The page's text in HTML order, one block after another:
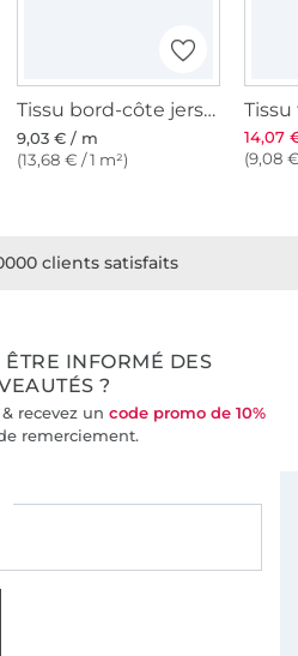
Tissu bord-côte jersey tubulaire lisse, noir
9,03 € / m
(13,68 € / 1 m²)
14,07
(9,08
INFORMÉ DES
?
recevez un code promo de 10%
remerciement.